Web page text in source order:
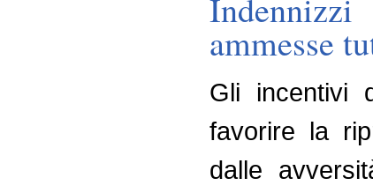
ammesse
Gli incentivi
favorire la
dalle